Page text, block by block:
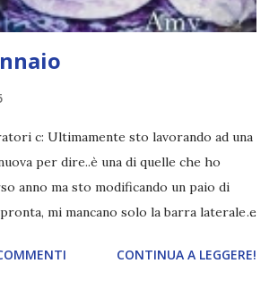
c: Ultimamente sto lavorando ad una
per dire..è una di quelle che ho
anno ma sto modificando un paio di
mi mancano solo la barra laterale e
mi dispiacerà abbandonare quest
CONTINUA A LEGGERE!